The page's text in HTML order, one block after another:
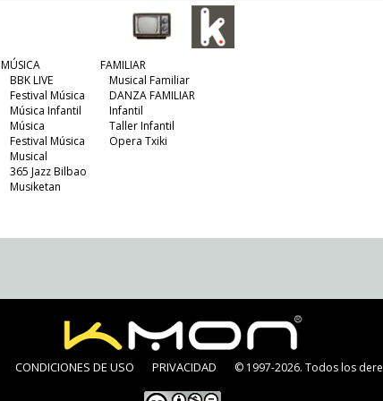
MÚSICA
BBK LIVE
Festival Música
Música Infantil
Música
Festival Música
Musical
365 Jazz Bilbao
Musiketan
FAMILIAR
Musical Familiar
DANZA FAMILIAR
Infantil
Taller Infantil
Opera Txiki
CONDICIONES DE USO PRIVACIDAD © 1997-2026. Todos los